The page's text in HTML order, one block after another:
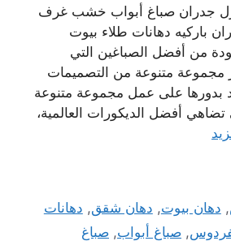
جدران صباغ أبواب خشب غرف
باركيه دهانات طلاء بيوت
من أفضل الصباغين التي
مجموعة متنوعة من التصميمات
بدورها على عمل مجموعة متنوعة
أفضل الديكورات العالمية،
, دهان بيوت, دهان شقق, دهانات
, صباغ أبواب, صباغ